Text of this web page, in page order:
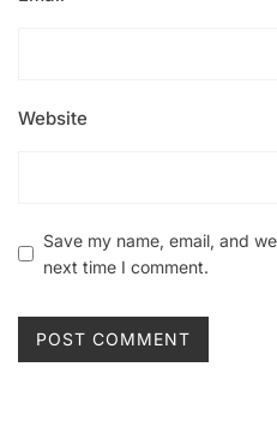
Website
Save my name, email, and
next time I comment.